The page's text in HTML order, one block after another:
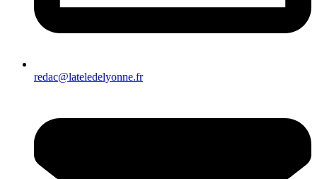
redac@lateledelyonne.fr